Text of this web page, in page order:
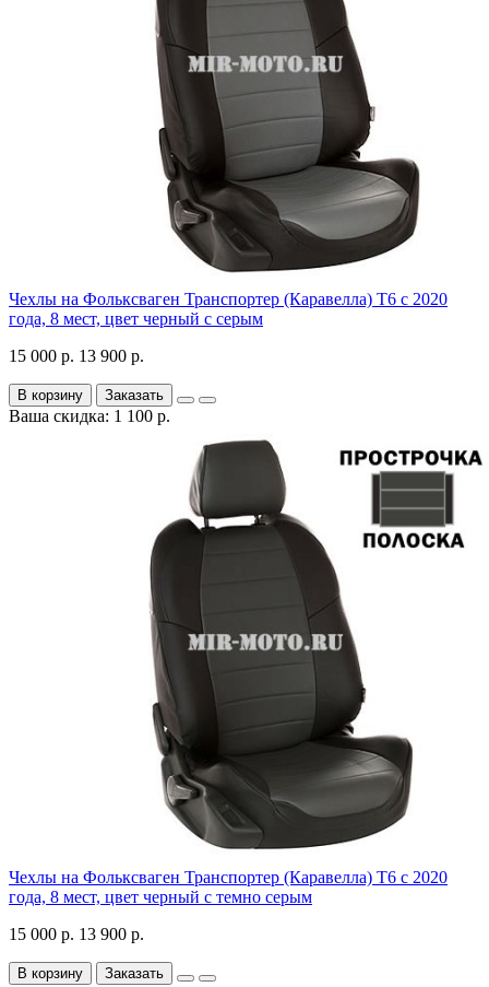
Чехлы на Фольксваген Транспортер (Каравелла) Т6 с 2020
года, 8 мест, цвет черный с серым
15 000 р. 13 900 р.
В корзину Заказать
Ваша скидка: 1 100 р.
Чехлы на Фольксваген Транспортер (Каравелла) Т6 с 2020
года, 8 мест, цвет черный с темно серым
15 000 р. 13 900 р.
В корзину Заказать